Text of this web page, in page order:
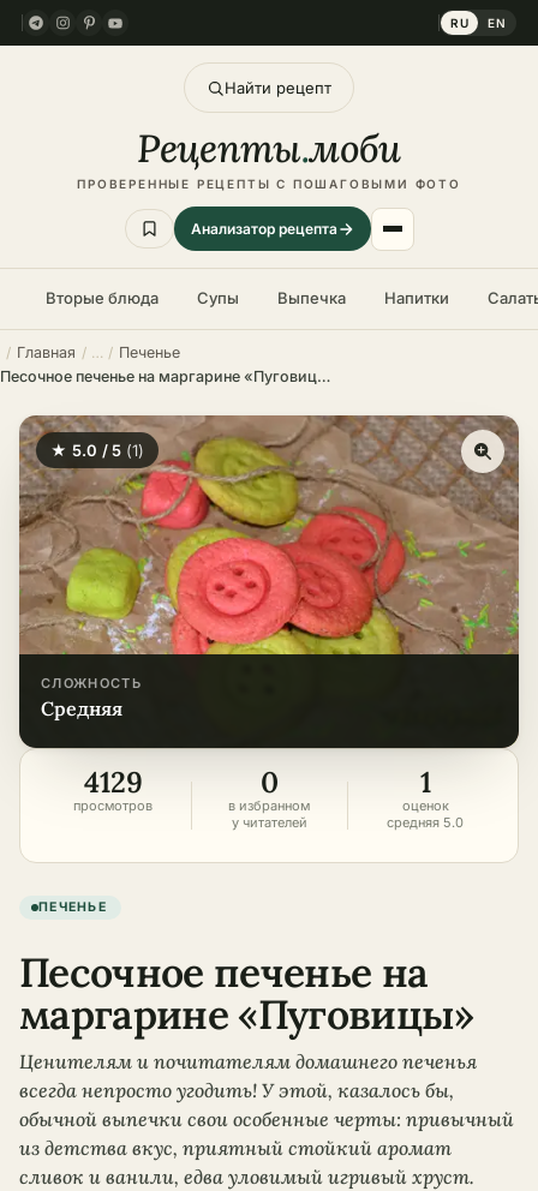
RU EN
Найти рецепт
Рецепты.моби
ПРОВЕРЕННЫЕ РЕЦЕПТЫ С ПОШАГОВЫМИ ФОТО
Анализатор рецепта
Вторые блюда Супы Выпечка Напитки
Главная
Печенье
Песочное печенье на маргарине «Пуговицы»
★ 5.0 / 5 (1)
СЛОЖНОСТЬ
средняя
4129
просмотров
0
в избранном
у читателей
1
оценок
средняя 5.0
ПЕЧЕНЬЕ
Песочное печенье на
маргарине «Пуговицы»
Ценителям и почитателям домашнего печенья
всегда непросто угодить! У этой, казалось бы,
обычной выпечки свои особенные черты: привычный
из детства вкус, приятный стойкий аромат
сливок и ванили, едва уловимый игривый хруст.